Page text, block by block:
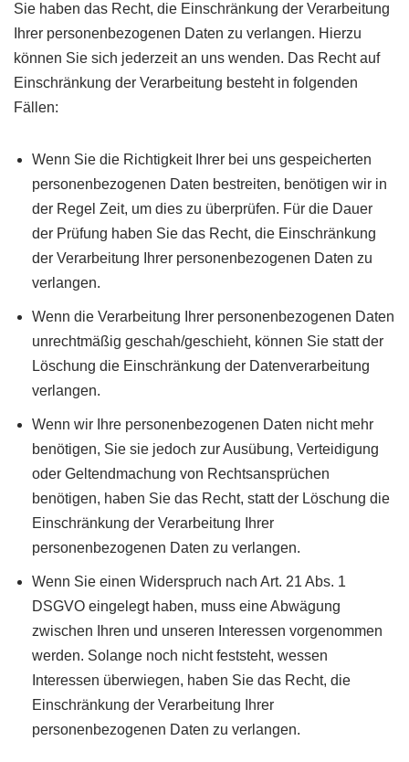
Sie haben das Recht, die Einschränkung der Verarbeitung
Ihrer personenbezogenen Daten zu verlangen. Hierzu
können Sie sich jederzeit an uns wenden. Das Recht auf
Einschränkung der Verarbeitung besteht in folgenden
Fällen:
Wenn Sie die Richtigkeit Ihrer bei uns gespeicherten
personenbezogenen Daten bestreiten, benötigen wir in
der Regel Zeit, um dies zu überprüfen. Für die Dauer
der Prüfung haben Sie das Recht, die Einschränkung
der Verarbeitung Ihrer personenbezogenen Daten zu
verlangen.
Wenn die Verarbeitung Ihrer personenbezogenen Daten
unrechtmäßig geschah/geschieht, können Sie statt der
Löschung die Einschränkung der Datenverarbeitung
verlangen.
Wenn wir Ihre personenbezogenen Daten nicht mehr
benötigen, Sie sie jedoch zur Ausübung, Verteidigung
oder Geltendmachung von Rechtsansprüchen
benötigen, haben Sie das Recht, statt der Löschung die
Einschränkung der Verarbeitung Ihrer
personenbezogenen Daten zu verlangen.
Wenn Sie einen Widerspruch nach Art. 21 Abs. 1
DSGVO eingelegt haben, muss eine Abwägung
zwischen Ihren und unseren Interessen vorgenommen
werden. Solange noch nicht feststeht, wessen
Interessen überwiegen, haben Sie das Recht, die
Einschränkung der Verarbeitung Ihrer
personenbezogenen Daten zu verlangen.